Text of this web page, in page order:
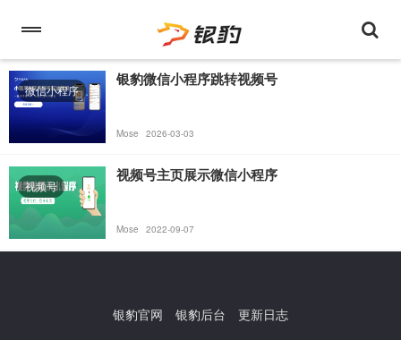
微信小程序
银豹微信小程序跳转视频号
Mose 2026-03-03
视频号
视频号主页展示微信小程序
Mose 2022-09-07
银豹官网 银豹后台 更新日志